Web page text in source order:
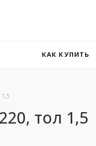
КАК КУПИТЬ
тол 1,5